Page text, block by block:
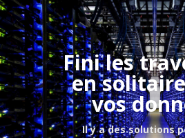
Fini les
en
vos
Il y a des solutions